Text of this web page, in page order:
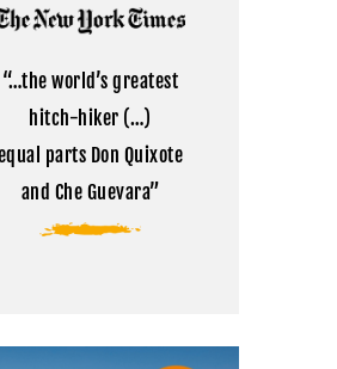
del
Tibet
el
campamento
Everest
Tíbet
“…the world’s greatest
hitch-hiker (…)
parts Don Quixote
and Che Guevara”